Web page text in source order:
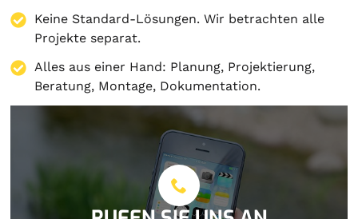
Keine Standard-Lösungen. Wir betrachten alle
Projekte separat.
Alles aus einer Hand: Planung, Projektierung,
Beratung, Montage, Dokumentation.